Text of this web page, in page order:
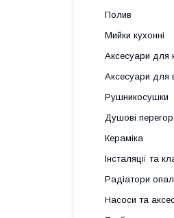
Полив
Мийки кухонні
Аксесуари для
Аксесуари для
Рушникосушки
Душові
Кераміка
Інсталяції та
Радіатори
Насоси та